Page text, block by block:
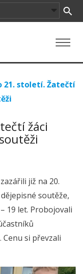
21. století. Žatečtí
žáci
již na 20.
soutěže,
19 let. Probojovali
Cenu si převzali